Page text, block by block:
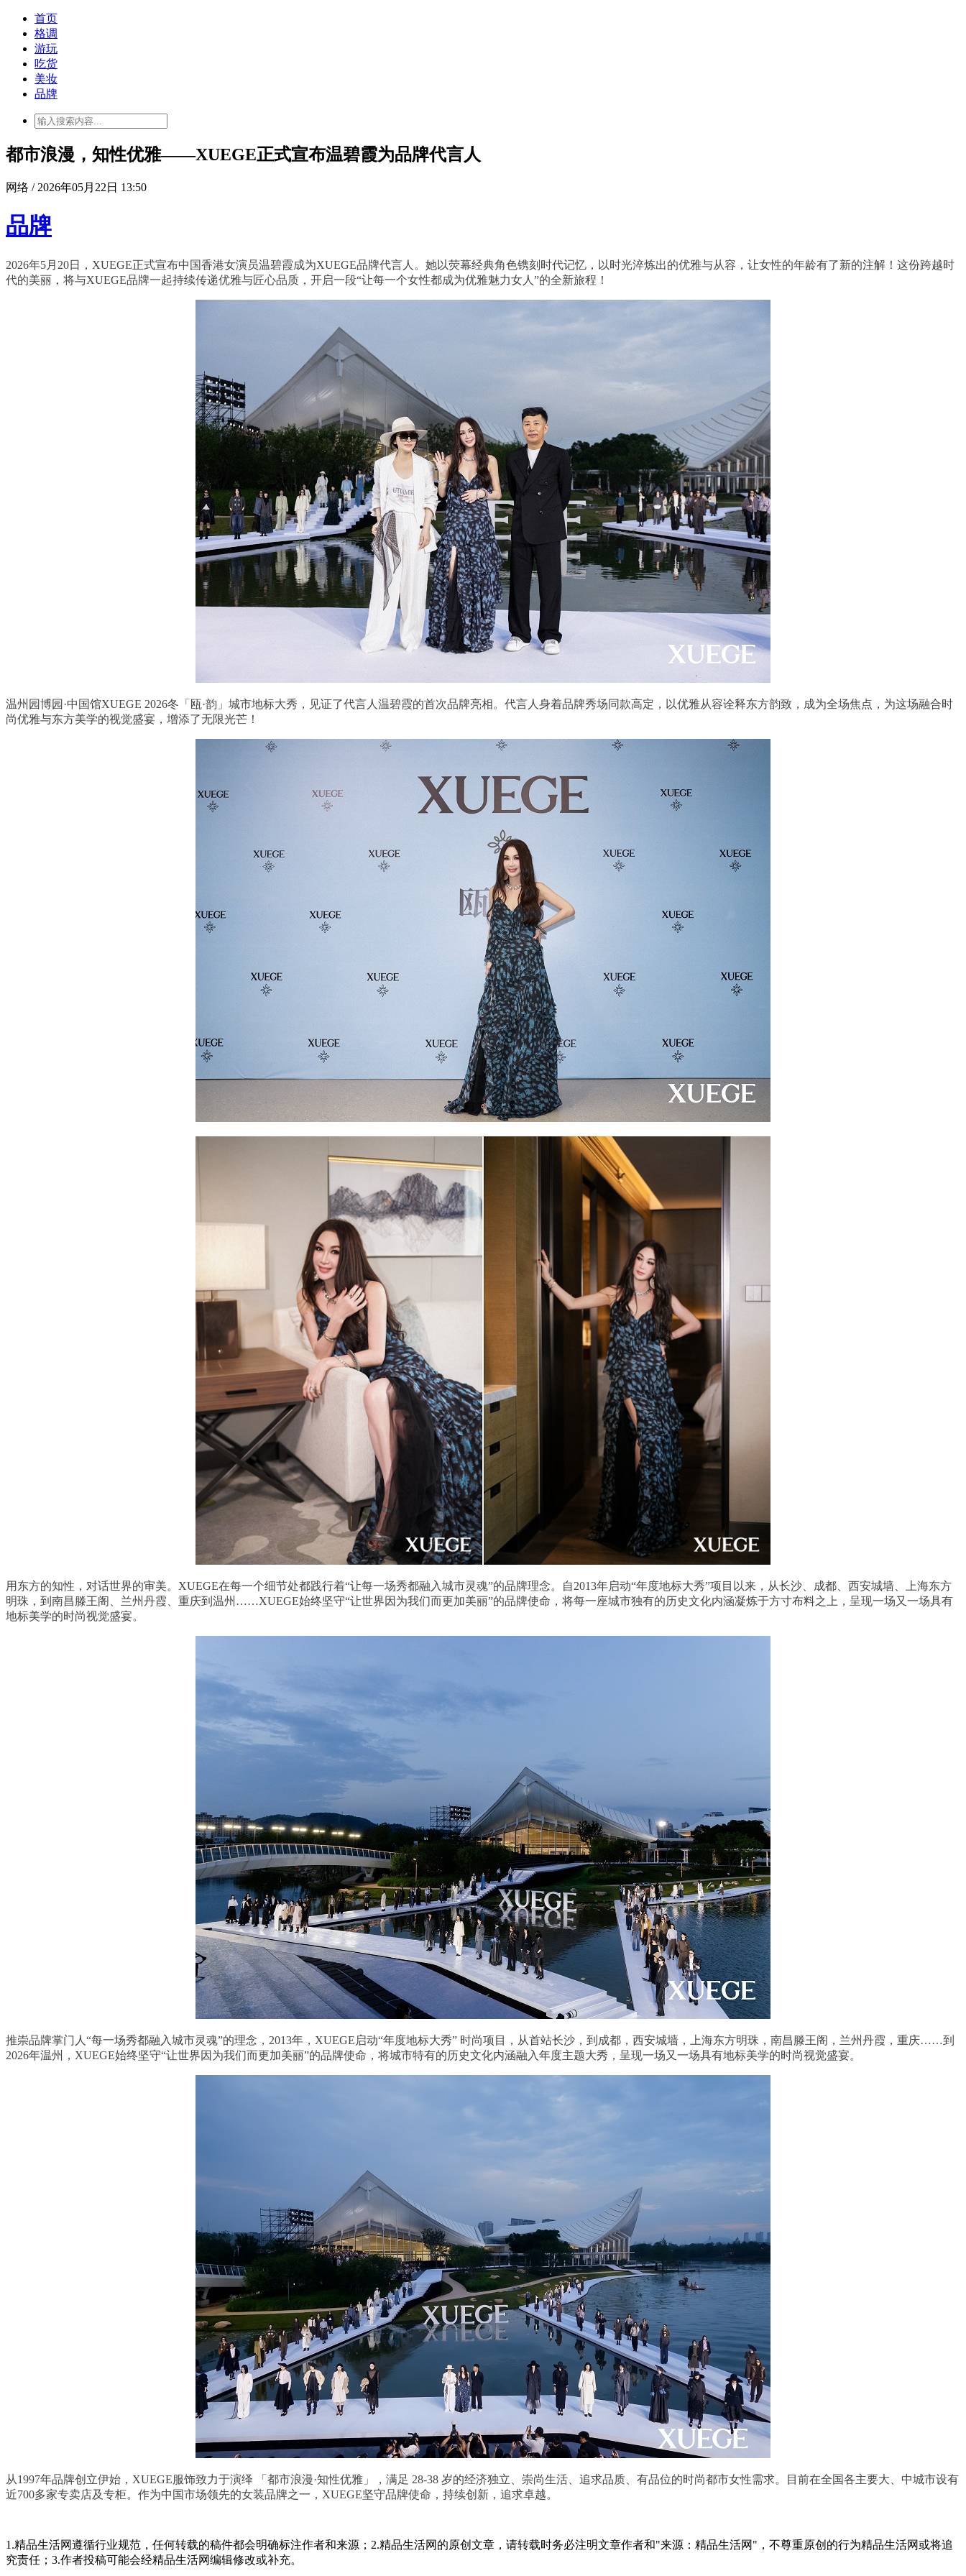
首页
格调
游玩
吃货
美妆
品牌
都市浪漫，知性优雅——XUEGE正式宣布温碧霞为品牌代言人
网络 / 2026年05月22日 13:50
品牌
2026年5月20日，XUEGE正式宣布中国香港女演员温碧霞成为XUEGE品牌代言人。她以荧幕经典角色镌刻时代记忆，以时光淬炼出的优雅与从容，让女性的年龄有了新的注解！这份跨越时
代的美丽，将与XUEGE品牌一起持续传递优雅与匠心品质，开启一段“让每一个女性都成为优雅魅力女人”的全新旅程！
温州园博园·中国馆XUEGE 2026冬「瓯·韵」城市地标大秀，见证了代言人温碧霞的首次品牌亮相。代言人身着品牌秀场同款高定，以优雅从容诠释东方韵致，成为全场焦点，为这场融合时
尚优雅与东方美学的视觉盛宴，增添了无限光芒！
用东方的知性，对话世界的审美。XUEGE在每一个细节处都践行着“让每一场秀都融入城市灵魂”的品牌理念。自2013年启动“年度地标大秀”项目以来，从长沙、成都、西安城墙、上海东方
明珠，到南昌滕王阁、兰州丹霞、重庆到温州……XUEGE始终坚守“让世界因为我们而更加美丽”的品牌使命，将每一座城市独有的历史文化内涵凝炼于方寸布料之上，呈现一场又一场具有
地标美学的时尚视觉盛宴。
推崇品牌掌门人“每一场秀都融入城市灵魂”的理念，2013年，XUEGE启动“年度地标大秀” 时尚项目，从首站长沙，到成都，西安城墙，上海东方明珠，南昌滕王阁，兰州丹霞，重庆……到
2026年温州，XUEGE始终坚守“让世界因为我们而更加美丽”的品牌使命，将城市特有的历史文化内涵融入年度主题大秀，呈现一场又一场具有地标美学的时尚视觉盛宴。
从1997年品牌创立伊始，XUEGE服饰致力于演绎 「都市浪漫·知性优雅」，满足 28-38 岁的经济独立、崇尚生活、追求品质、有品位的时尚都市女性需求。目前在全国各主要大、中城市设有
近700多家专卖店及专柜。作为中国市场领先的女装品牌之一，XUEGE坚守品牌使命，持续创新，追求卓越。
1.精品生活网遵循行业规范，任何转载的稿件都会明确标注作者和来源；2.精品生活网的原创文章，请转载时务必注明文章作者和"来源：精品生活网"，不尊重原创的行为精品生活网或将追
究责任；3.作者投稿可能会经精品生活网编辑修改或补充。